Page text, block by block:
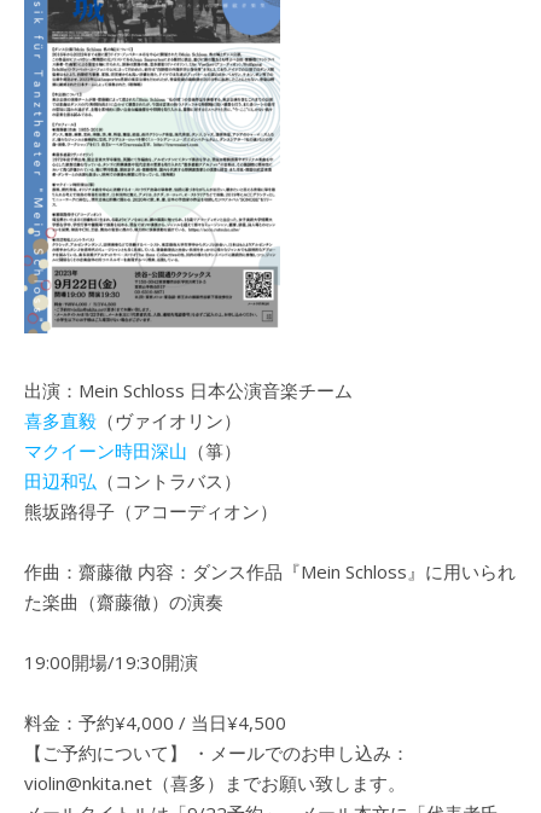
出演：Mein Schloss 日本公演音楽チーム
喜多直毅 （ヴァイオリン）
マクイーン時田深山 （箏）
田辺和弘 （コントラバス）
熊坂路得子（アコーディオン）
作曲：齋藤徹 内容：ダンス作品『Mein Schloss』に用いられ
た楽曲（齋藤徹）の演奏
19:00開場/19:30開演
料金：予約¥4,000 / 当日¥4,500
【ご予約について】 ・メールでのお申し込み：
violin@nkita.net（喜多）までお願い致します。